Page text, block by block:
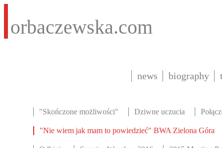
orbaczewska.com
news biography
"Skończone możliwości" Dziwne uczucia
"Nie wiem jak mam to powiedzieć" BWA Zielona Góra